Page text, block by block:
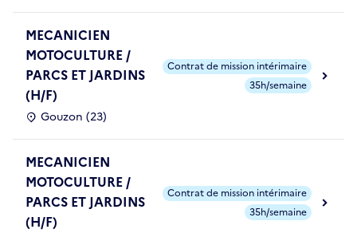
MECANICIEN
MOTOCULTURE /
PARCS ET JARDINS
(H/F)
Gouzon (23)
Contrat de mission intérimaire
35h/semaine
MECANICIEN
MOTOCULTURE /
PARCS ET JARDINS
(H/F)
Contrat de mission intérimaire
35h/semaine